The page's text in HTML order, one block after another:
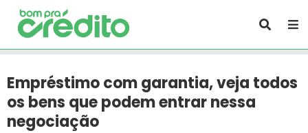
Empréstimo com garantia, veja todos
os bens que podem entrar nessa
negociação